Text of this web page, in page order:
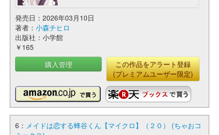
発売日：2026年03月10日
著者： 小森チヒロ
出版社：小学館
￥165
購入管理
この作品をアラート登録
(プレミアムユーザー限定)
6： メイドは恋する蜂谷くん【マイクロ】（２０） (ちゃおコ